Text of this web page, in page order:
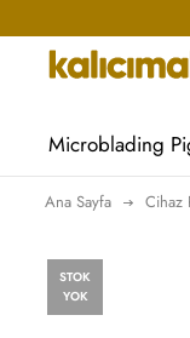
Microblading
Ana Sayfa Cihaz
STOK
YOK